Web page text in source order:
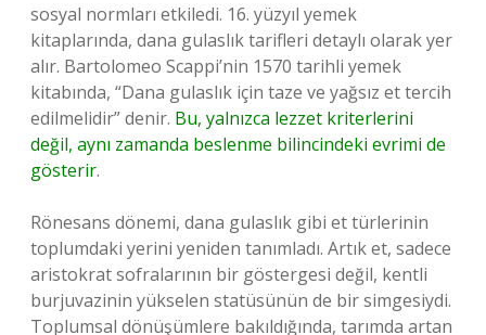
sosyal normları etkiledi. 16. yüzyıl yemek
kitaplarında, dana gulaslık tarifleri detaylı olarak yer
alır. Bartolomeo Scappi’nin 1570 tarihli yemek
kitabında, “Dana gulaslık için taze ve yağsız et tercih
edilmelidir” denir. Bu, yalnızca lezzet kriterlerini
değil, aynı zamanda beslenme bilincindeki evrimi de
gösterir.
Rönesans dönemi, dana gulaslık gibi et türlerinin
toplumdaki yerini yeniden tanımladı. Artık et, sadece
aristokrat sofralarının bir göstergesi değil, kentli
burjuvazinin yükselen statüsünün de bir simgesiydi.
Toplumsal dönüşümlere bakıldığında, tarımda artan